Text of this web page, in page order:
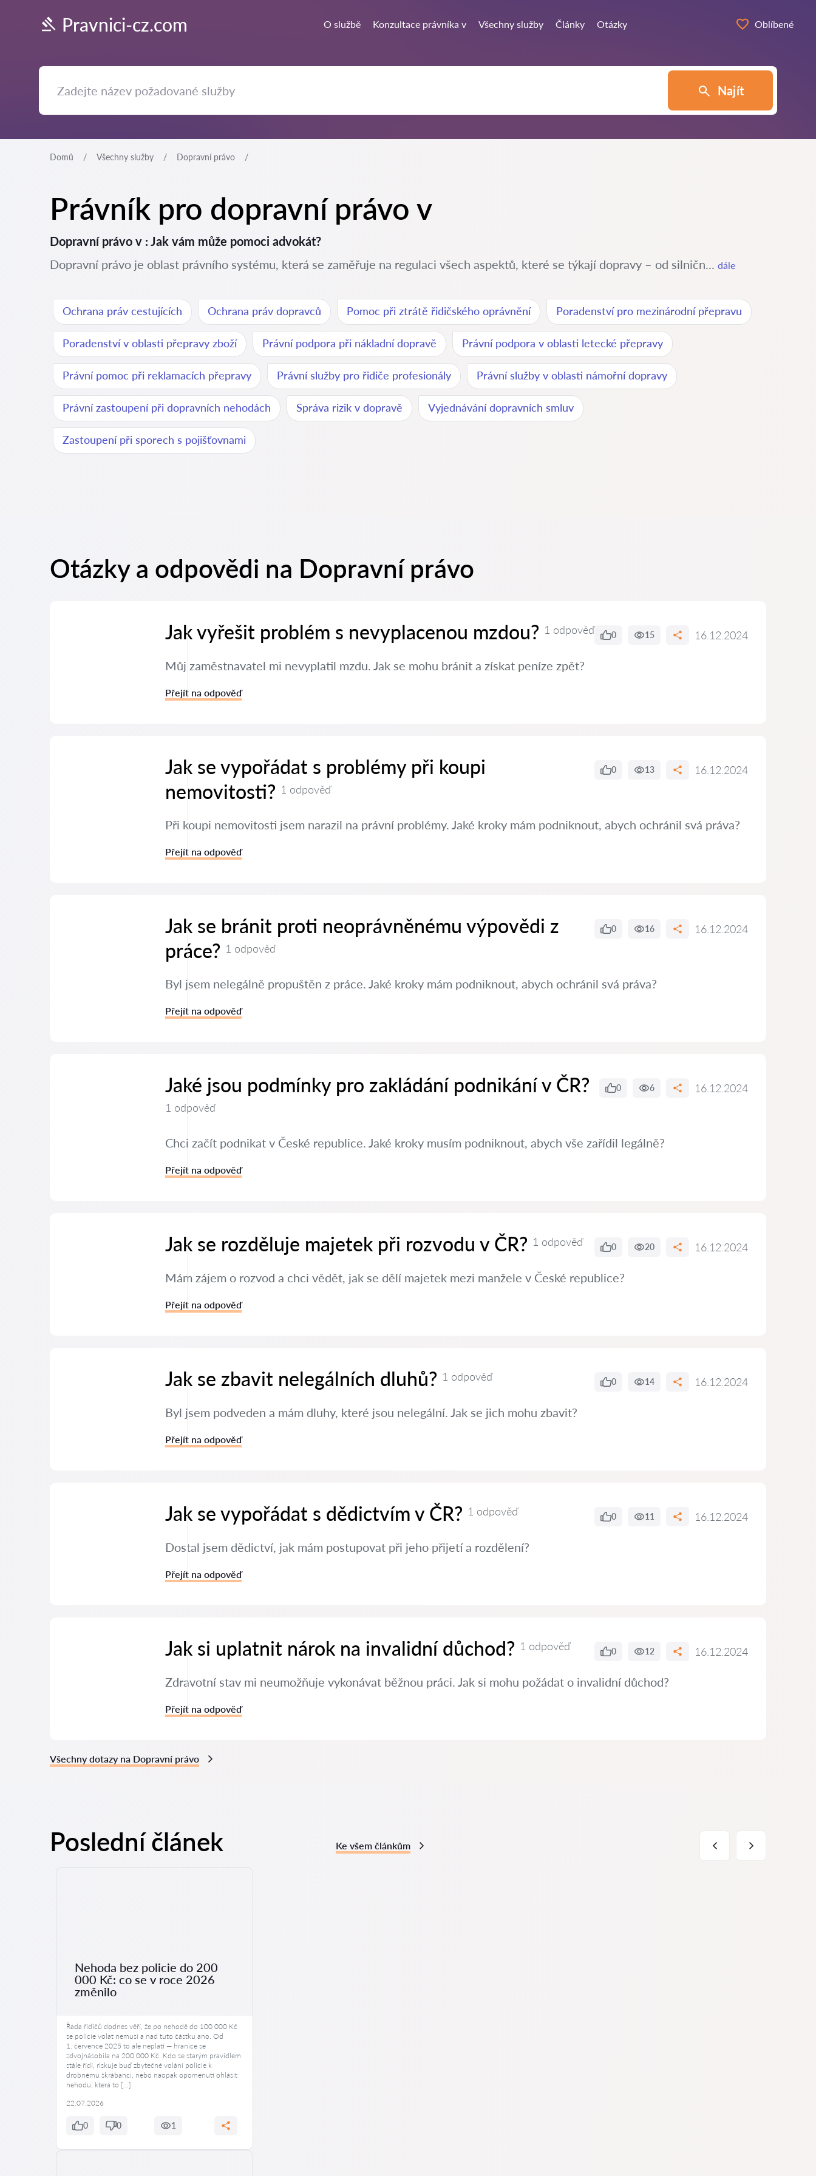
Pravnici-cz.com O službě Konzultace právníka v Všechny služby Články Otázky Oblíbené
Najít
Domů Všechny služby Dopravní právo
Právník pro dopravní právo v
Dopravní právo v : Jak vám může pomoci advokát?
Dopravní právo je oblast právního systému, která se zaměřuje na regulaci všech aspektů, které se týkají dopravy – od silničn... dále
Ochrana práv cestujících Ochrana práv dopravců Pomoc při ztrátě řidičského oprávnění Poradenství pro mezinárodní přepravu
Poradenství v oblasti přepravy zboží Právní podpora při nákladní dopravě Právní podpora v oblasti letecké přepravy
Právní pomoc při reklamacích přepravy Právní služby pro řidiče profesionály Právní služby v oblasti námořní dopravy
Právní zastoupení při dopravních nehodách Správa rizik v dopravě Vyjednávání dopravních smluv
Zastoupení při sporech s pojišťovnami
Otázky a odpovědi na Dopravní právo
Jak vyřešit problém s nevyplacenou mzdou? 1 odpověď 0 15 16.12.2024
Můj zaměstnavatel mi nevyplatil mzdu. Jak se mohu bránit a získat peníze zpět?
Přejít na odpověď
Jak se vypořádat s problémy při koupi
nemovitosti? 1 odpověď
0 13 16.12.2024
Při koupi nemovitosti jsem narazil na právní problémy. Jaké kroky mám podniknout, abych ochránil svá práva?
Přejít na odpověď
Jak se bránit proti neoprávněnému výpovědi z
práce? 1 odpověď
0 16 16.12.2024
Byl jsem nelegálně propuštěn z práce. Jaké kroky mám podniknout, abych ochránil svá práva?
Přejít na odpověď
Jaké jsou podmínky pro zakládání podnikání v ČR?
1 odpověď
0 6 16.12.2024
Chci začít podnikat v České republice. Jaké kroky musím podniknout, abych vše zařídil legálně?
Přejít na odpověď
Jak se rozděluje majetek při rozvodu v ČR? 1 odpověď 0 20 16.12.2024
Mám zájem o rozvod a chci vědět, jak se dělí majetek mezi manžele v České republice?
Přejít na odpověď
Jak se zbavit nelegálních dluhů? 1 odpověď 0 14 16.12.2024
Byl jsem podveden a mám dluhy, které jsou nelegální. Jak se jich mohu zbavit?
Přejít na odpověď
Jak se vypořádat s dědictvím v ČR? 1 odpověď 0 11 16.12.2024
Dostal jsem dědictví, jak mám postupovat při jeho přijetí a rozdělení?
Přejít na odpověď
Jak si uplatnit nárok na invalidní důchod? 1 odpověď 0 12 16.12.2024
Zdravotní stav mi neumožňuje vykonávat běžnou práci. Jak si mohu požádat o invalidní důchod?
Přejít na odpověď
Všechny dotazy na Dopravní právo
Poslední článek Ke všem článkům
Nehoda bez policie do 200
000 Kč: co se v roce 2026
změnilo
Řada řidičů dodnes věří, že po nehodě do 100 000 Kč
se policie volat nemusí a nad tuto částku ano. Od
1. července 2025 to ale neplatí — hranice se
zdvojnásobila na 200 000 Kč. Kdo se starým pravidlem
stále řídí, riskuje buď zbytečné volání policie k
drobnému škrábanci, nebo naopak opomenutí ohlásit
nehodu, která to […]
22.07.2026
0 0 1